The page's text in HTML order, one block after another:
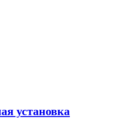
установка